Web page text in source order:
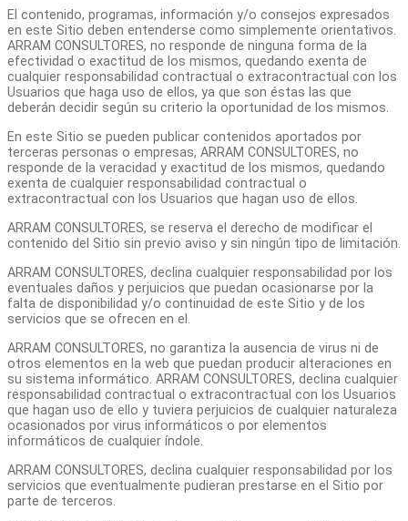
El contenido, programas, información y/o consejos expresados
en este Sitio deben entenderse como simplemente orientativos.
ARRAM CONSULTORES, no responde de ninguna forma de la
efectividad o exactitud de los mismos, quedando exenta de
cualquier responsabilidad contractual o extracontractual con los
Usuarios que haga uso de ellos, ya que son éstas las que
deberán decidir según su criterio la oportunidad de los mismos.
En este Sitio se pueden publicar contenidos aportados por
terceras personas o empresas, ARRAM CONSULTORES, no
responde de la veracidad y exactitud de los mismos, quedando
exenta de cualquier responsabilidad contractual o
extracontractual con los Usuarios que hagan uso de ellos.
ARRAM CONSULTORES, se reserva el derecho de modificar el
contenido del Sitio sin previo aviso y sin ningún tipo de limitación.
ARRAM CONSULTORES, declina cualquier responsabilidad por los
eventuales daños y perjuicios que puedan ocasionarse por la
falta de disponibilidad y/o continuidad de este Sitio y de los
servicios que se ofrecen en el.
ARRAM CONSULTORES, no garantiza la ausencia de virus ni de
otros elementos en la web que puedan producir alteraciones en
su sistema informático. ARRAM CONSULTORES, declina cualquier
responsabilidad contractual o extracontractual con los Usuarios
que hagan uso de ello y tuviera perjuicios de cualquier naturaleza
ocasionados por virus informáticos o por elementos
informáticos de cualquier índole.
ARRAM CONSULTORES, declina cualquier responsabilidad por los
servicios que eventualmente pudieran prestarse en el Sitio por
parte de terceros.